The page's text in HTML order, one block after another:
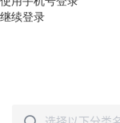
继续登录